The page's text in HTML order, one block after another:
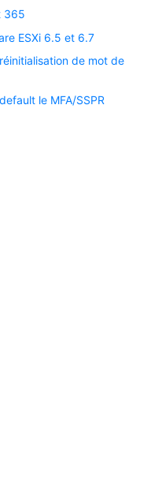
365
ESXi 6.5 et 6.7​
de mot de
le MFA/SSPR